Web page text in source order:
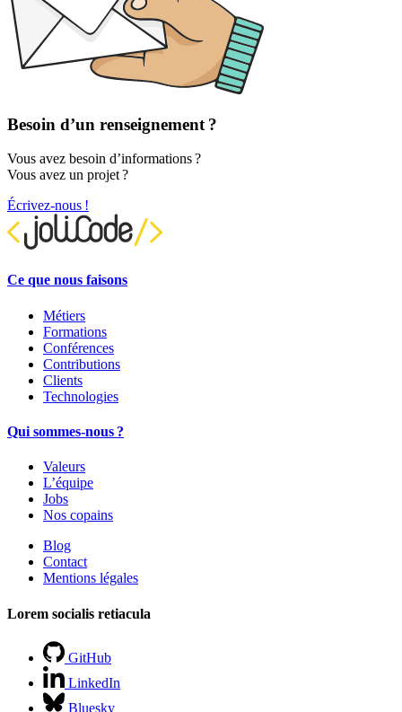
Besoin d’un renseignement ?
Vous avez besoin d’informations ?
Vous avez un projet ?
Écrivez-nous !
Ce que nous faisons
Métiers
Formations
Conférences
Contributions
Clients
Technologies
Qui sommes-nous ?
Valeurs
L’équipe
Jobs
Nos copains
Blog
Contact
Mentions légales
Lorem socialis retiacula
GitHub
LinkedIn
Bluesky